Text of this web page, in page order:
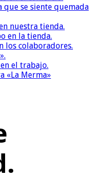
que se siente quemada
nuestra tienda.
en la tienda.
los colaboradores.
el trabajo.
«La Merma»